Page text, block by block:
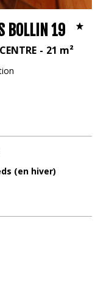
BOLLIN 19
21 m²
(en hiver)